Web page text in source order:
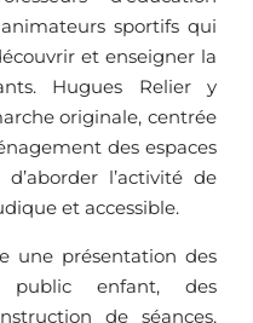
sportifs qui
et enseigner la
Hugues Relier y
originale, centrée
des espaces
l’activité de
et accessible.
une présentation des
public enfant, des
de séances,